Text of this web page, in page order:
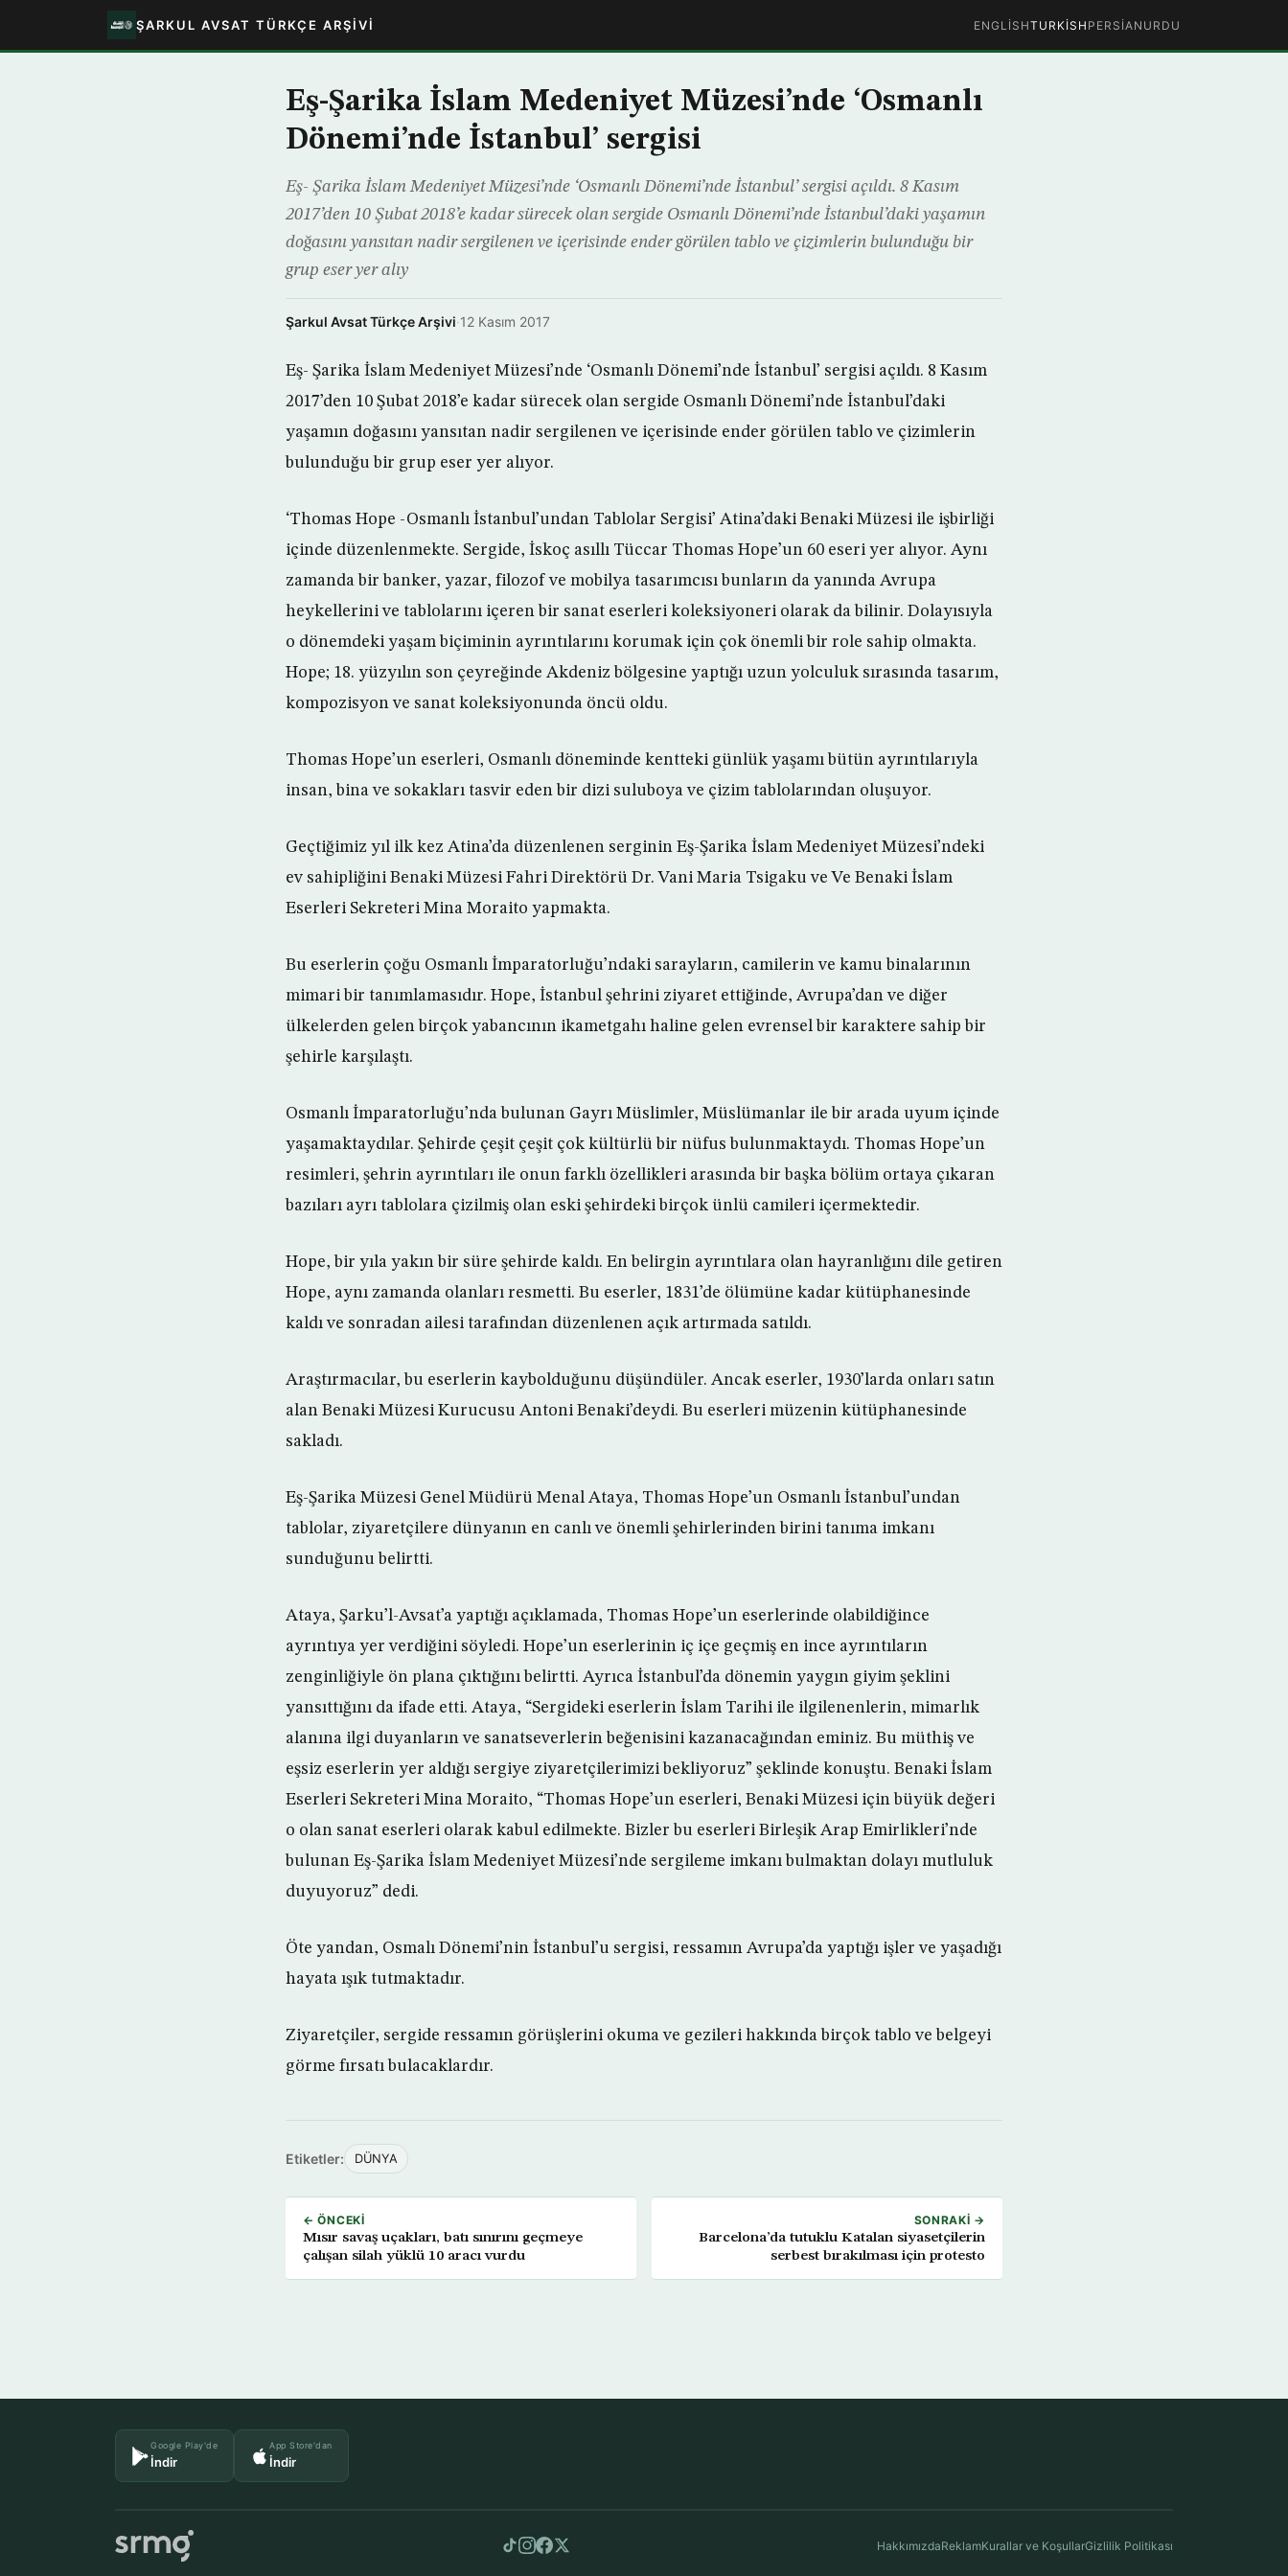
ŞARKUL AVSAT TÜRKÇE ARŞIVI ENGLISHTURKISH PERSIAN URDU
Eş-Şarika İslam Medeniyet Müzesi’nde ‘Osmanlı
Dönemi’nde İstanbul’ sergisi
Eş- Şarika İslam Medeniyet Müzesi’nde ‘Osmanlı Dönemi’nde İstanbul’ sergisi açıldı. 8 Kasım
2017’den 10 Şubat 2018’e kadar sürecek olan sergide Osmanlı Dönemi’nde İstanbul’daki yaşamın
doğasını yansıtan nadir sergilenen ve içerisinde ender görülen tablo ve çizimlerin bulunduğu bir
grup eser yer alıy
Şarkul Avsat Türkçe Arşivi·12 Kasım 2017
Eş- Şarika İslam Medeniyet Müzesi’nde ‘Osmanlı Dönemi’nde İstanbul’ sergisi açıldı. 8 Kasım
2017’den 10 Şubat 2018’e kadar sürecek olan sergide Osmanlı Dönemi’nde İstanbul’daki
yaşamın doğasını yansıtan nadir sergilenen ve içerisinde ender görülen tablo ve çizimlerin
bulunduğu bir grup eser yer alıyor.
‘Thomas Hope -Osmanlı İstanbul’undan Tablolar Sergisi’ Atina’daki Benaki Müzesi ile işbirliği
içinde düzenlenmekte. Sergide, İskoç asıllı Tüccar Thomas Hope’un 60 eseri yer alıyor. Aynı
zamanda bir banker, yazar, filozof ve mobilya tasarımcısı bunların da yanında Avrupa
heykellerini ve tablolarını içeren bir sanat eserleri koleksiyoneri olarak da bilinir. Dolayısıyla
o dönemdeki yaşam biçiminin ayrıntılarını korumak için çok önemli bir role sahip olmakta.
Hope; 18. yüzyılın son çeyreğinde Akdeniz bölgesine yaptığı uzun yolculuk sırasında tasarım,
kompozisyon ve sanat koleksiyonunda öncü oldu.
Thomas Hope’un eserleri, Osmanlı döneminde kentteki günlük yaşamı bütün ayrıntılarıyla
insan, bina ve sokakları tasvir eden bir dizi suluboya ve çizim tablolarından oluşuyor.
Geçtiğimiz yıl ilk kez Atina’da düzenlenen serginin Eş-Şarika İslam Medeniyet Müzesi’ndeki
ev sahipliğini Benaki Müzesi Fahri Direktörü Dr. Vani Maria Tsigaku ve Ve Benaki İslam
Eserleri Sekreteri Mina Moraito yapmakta.
Bu eserlerin çoğu Osmanlı İmparatorluğu’ndaki sarayların, camilerin ve kamu binalarının
mimari bir tanımlamasıdır. Hope, İstanbul şehrini ziyaret ettiğinde, Avrupa’dan ve diğer
ülkelerden gelen birçok yabancının ikametgahı haline gelen evrensel bir karaktere sahip bir
şehirle karşılaştı.
Osmanlı İmparatorluğu’nda bulunan Gayrı Müslimler, Müslümanlar ile bir arada uyum içinde
yaşamaktaydılar. Şehirde çeşit çeşit çok kültürlü bir nüfus bulunmaktaydı. Thomas Hope’un
resimleri, şehrin ayrıntıları ile onun farklı özellikleri arasında bir başka bölüm ortaya çıkaran
bazıları ayrı tablolara çizilmiş olan eski şehirdeki birçok ünlü camileri içermektedir.
Hope, bir yıla yakın bir süre şehirde kaldı. En belirgin ayrıntılara olan hayranlığını dile getiren
Hope, aynı zamanda olanları resmetti. Bu eserler, 1831’de ölümüne kadar kütüphanesinde
kaldı ve sonradan ailesi tarafından düzenlenen açık artırmada satıldı.
Araştırmacılar, bu eserlerin kaybolduğunu düşündüler. Ancak eserler, 1930’larda onları satın
alan Benaki Müzesi Kurucusu Antoni Benaki’deydi. Bu eserleri müzenin kütüphanesinde
sakladı.
Eş-Şarika Müzesi Genel Müdürü Menal Ataya, Thomas Hope’un Osmanlı İstanbul’undan
tablolar, ziyaretçilere dünyanın en canlı ve önemli şehirlerinden birini tanıma imkanı
sunduğunu belirtti.
Ataya, Şarku’l-Avsat’a yaptığı açıklamada, Thomas Hope’un eserlerinde olabildiğince
ayrıntıya yer verdiğini söyledi. Hope’un eserlerinin iç içe geçmiş en ince ayrıntıların
zenginliğiyle ön plana çıktığını belirtti. Ayrıca İstanbul’da dönemin yaygın giyim şeklini
yansıttığını da ifade etti. Ataya, “Sergideki eserlerin İslam Tarihi ile ilgilenenlerin, mimarlık
alanına ilgi duyanların ve sanatseverlerin beğenisini kazanacağından eminiz. Bu müthiş ve
eşsiz eserlerin yer aldığı sergiye ziyaretçilerimizi bekliyoruz” şeklinde konuştu. Benaki İslam
Eserleri Sekreteri Mina Moraito, “Thomas Hope’un eserleri, Benaki Müzesi için büyük değeri
o olan sanat eserleri olarak kabul edilmekte. Bizler bu eserleri Birleşik Arap Emirlikleri’nde
bulunan Eş-Şarika İslam Medeniyet Müzesi’nde sergileme imkanı bulmaktan dolayı mutluluk
duyuyoruz” dedi.
Öte yandan, Osmalı Dönemi’nin İstanbul’u sergisi, ressamın Avrupa’da yaptığı işler ve yaşadığı
hayata ışık tutmaktadır.
Ziyaretçiler, sergide ressamın görüşlerini okuma ve gezileri hakkında birçok tablo ve belgeyi
görme fırsatı bulacaklardır.
Etiketler: DÜNYA
← ÖNCEKI
Mısır savaş uçakları, batı sınırını geçmeye
çalışan silah yüklü 10 aracı vurdu
SONRAKI →
Barcelona’da tutuklu Katalan siyasetçilerin
serbest bırakılması için protesto
Google Play'de
İndir
App Store'dan
İndir
HakkımızdaReklamKurallar ve KoşullarGizlilik Politikası